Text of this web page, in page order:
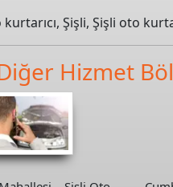
, Şişli, Şişli oto
Hizmet